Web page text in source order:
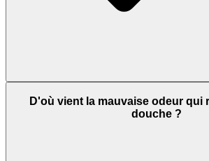
D'où vient la mauvaise odeur qui
douche ?